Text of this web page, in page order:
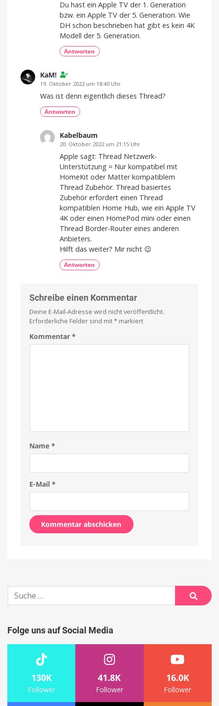
Du hast ein Apple TV der 1. Generation
bzw. ein Apple TV der 5. Generation. Wie
DH schon beschrieben hat gibt es kein 4K
Modell der 5. Generation.
Antworten
KaM!
19. Oktober 2022 um 18:40 Uhr
Was ist denn eigentlich dieses Thread?
Antworten
Kabelbaum
20. Oktober 2022 um 21:15 Uhr
Apple sagt: Thread Netzwerk-
Unterstützung = Nur kompatibel mit
HomeKit oder Matter kompatiblem
Thread Zubehör. Thread basiertes
Zubehör erfordert einen Thread
kompatiblen Home Hub, wie ein Apple TV
4K oder einen HomePod mini oder einen
Thread Border-Router eines anderen
Anbieters.
Hilft das weiter? Mir nicht 😉
Antworten
Schreibe einen Kommentar
Deine E-Mail-Adresse wird nicht veröffentlicht.
Erforderliche Felder sind mit* markiert
Kommentar *
Name *
E-Mail *
Suche
nach:
Suche
Folge uns auf Social Media
130K
Follower
41.8K
Follower
16.0K
Follower